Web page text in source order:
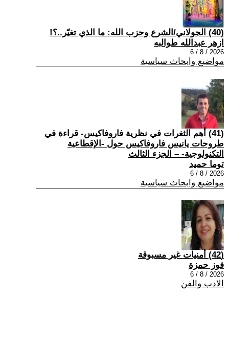
(40) الجولاني/الشرع وحزب الله: ما الذي تغيّر..؟!
ازهر عبدالله طوالبه
2026 / 8 / 6
مواضيع وابحاث سياسية
(41) أهم الثغرات في نظرية فاروفاكيس- قراءة في
طروحات يانيس فاروفاكيس حول -الإقطاعية
التكنولوجية- – الجزء الثالث
توما حميد
2026 / 8 / 6
مواضيع وابحاث سياسية
(42) أمنيات غير مسبوقة
فوز حمزة
2026 / 8 / 6
الادب والفن